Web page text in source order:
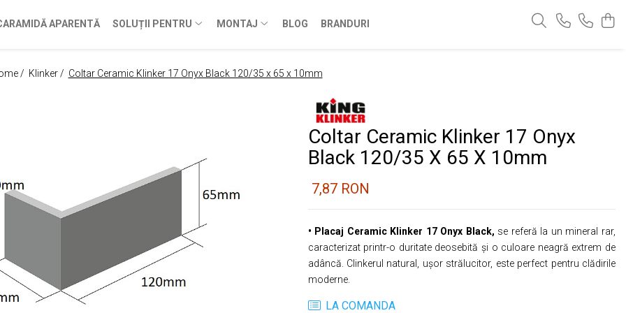
APARENTĂ SOLUȚII PENTRU MONTAJ BLOG BRANDURI
/ Klinker / Coltar Ceramic Klinker 17 Onyx Black 120/35 x 65 x 10mm
Coltar Ceramic Klinker 17 Onyx
Black 120/35 X 65 X 10mm
7,87 RON
• Placaj Ceramic Klinker 17 Onyx Black, se referă la un mineral rar,
caracterizat printr-o duritate deosebită și o culoare neagră extrem de
adâncă. Clinkerul natural, ușor strălucitor, este perfect pentru clădirile
moderne.
LA COMANDA